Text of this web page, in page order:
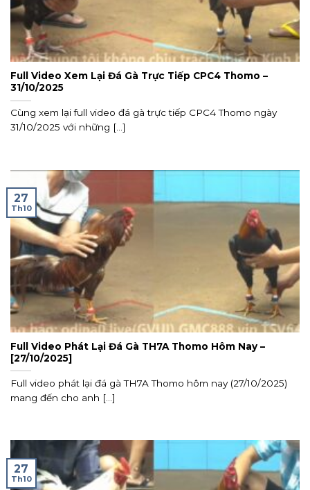
Full Video Xem Lại Đá Gà Trực Tiếp CPC4 Thomo –
31/10/2025
Cùng xem lại full video đá gà trực tiếp CPC4 Thomo ngày
31/10/2025 với những [...]
Full Video Phát Lại Đá Gà TH7A Thomo Hôm Nay –
[27/10/2025]
Full video phát lại đá gà TH7A Thomo hôm nay (27/10/2025)
mang đến cho anh [...]
27
Th10
27
Th10